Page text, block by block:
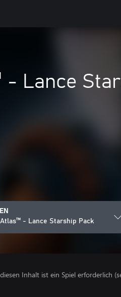
Lance
- Lance Starship Pack
Inhalt ist ein Spiel erforderlich